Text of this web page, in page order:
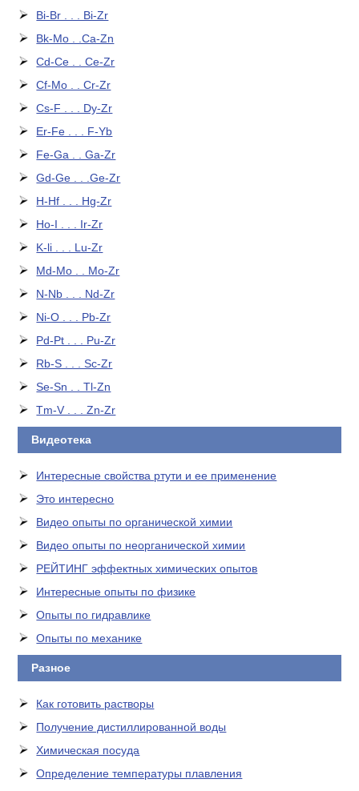
Bi-Br . . . Bi-Zr
Bk-Mo . .Ca-Zn
Cd-Ce . . Ce-Zr
Cf-Mo . . Cr-Zr
Cs-F . . . Dy-Zr
Er-Fe . . . F-Yb
Fe-Ga . . Ga-Zr
Gd-Ge . . .Ge-Zr
H-Hf . . . Hg-Zr
Ho-I . . . Ir-Zr
K-li . . . Lu-Zr
Md-Mo . . Mo-Zr
N-Nb . . . Nd-Zr
Ni-O . . . Pb-Zr
Pd-Pt . . . Pu-Zr
Rb-S . . . Sc-Zr
Se-Sn . . Tl-Zn
Tm-V . . . Zn-Zr
Видеотека
Интересные свойства ртути и ее применение
Это интересно
Видео опыты по органической химии
Видео опыты по неорганической химии
РЕЙТИНГ эффектных химических опытов
Интересные опыты по физике
Опыты по гидравлике
Опыты по механике
Разное
Как готовить растворы
Получение дистиллированной воды
Химическая посуда
Определение температуры плавления